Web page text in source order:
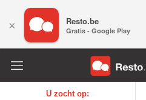
U zocht op:
× Resto.be
Gratis - Google Play